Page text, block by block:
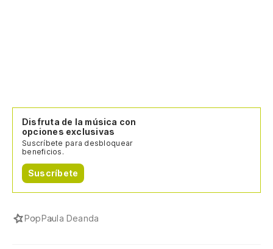
Disfruta de la música con
opciones exclusivas
Suscríbete para desbloquear
beneficios.
Suscríbete
PopPaula Deanda